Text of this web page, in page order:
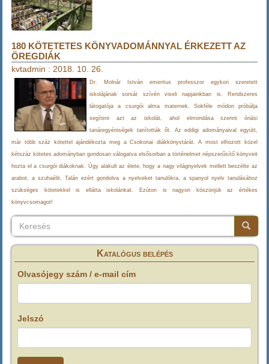
180 KÖTETETES KÖNYVADOMÁNNYAL ÉRKEZETT AZ
ÖREGDIÁK
kvtadmin : 2018. 10. 26.
Dr. Molnár István emeritus professzor egykori szeretett
iskolájának sorsát szívén viseli napjainkban is. Rendszeres
látogatója a csurgói alma maternek. Sokféle módon próbálja
segíteni azt az iskolát, ahol elmondása szerint óriási
tanáregyéniségek tanították őt. Az eddigi adományaival együtt,
már több száz kötettel ajándékozta meg a Csokonai diákkönyvtárát. A most elhozott közel
kétszáz kötetes adományban gondosan válogatva elsősorban a történelmet népszerűsítő könyveit
hozta el a csurgói diákoknak. Úgy alakult az élete, hogy a nagy világnyelvek mellett beszélte az
arabot, a szuhaélit. Talán ezért gondolva a nyelveket tanulókra, a spanyol nyelv tanulásához
szükséges kötetekkel is ellátta iskolánkat. Ezúton is nagyon köszönjük az értékes
könyvcsomagot!
Keresés
Keresés
Katalógus belépés
Olvasójegy szám / e-mail cím
Jelszó